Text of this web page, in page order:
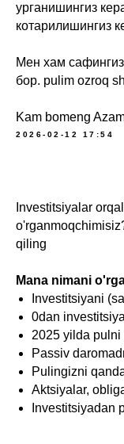
урганишингиз
котарилишингиз
Мен хам
бор. pulim ozroq
Kam bomeng
2026-02-12 17:54
Investitsiyalar
qiling
Mana nimani
Investitsiyani
0dan
2025 yilda
Passiv
Pulingizni
Aktsiyalar,
Investitsiyadan